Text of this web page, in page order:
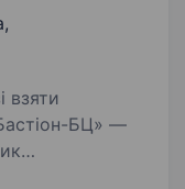
взяти